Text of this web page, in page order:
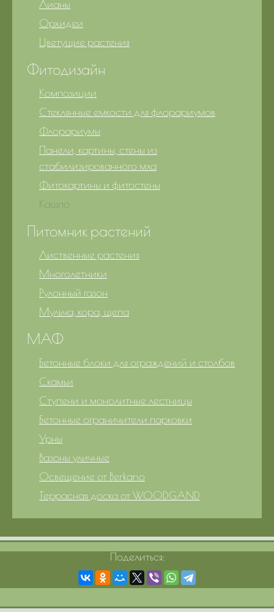
Лианы
Орхидеи
Цветущие растения
Фитодизайн
Композиции
Стеклянные емкости для флорариумов
Флорариумы
Панели, картины, стены из
стабилизированного мха
Фитокартины и фитостены
Кашпо
Питомник растений
Лиственные растения
Многолетники
Рулонный газон
Мульча, кора, щепа
МАФ
Бетонные блоки для ограждений и столбов
Скамьи
Ступени и монолитные лестницы
Бетонные ограничители парковки
Урны
Вазоны уличные
Освещение от Berkano
Террасная доска от WOODGAND
Поделиться: